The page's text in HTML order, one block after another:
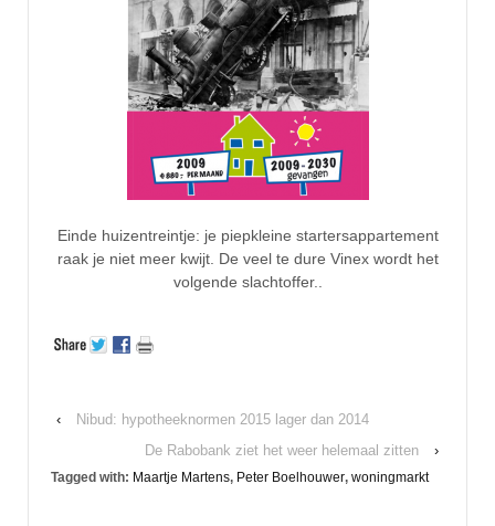
Einde huizentreintje: je piepkleine startersappartement
raak je niet meer kwijt. De veel te dure Vinex wordt het
volgende slachtoffer..
‹
Nibud: hypotheeknormen 2015 lager dan 2014
De Rabobank ziet het weer helemaal zitten
›
Tagged with: Maartje Martens, Peter Boelhouwer, woningmarkt